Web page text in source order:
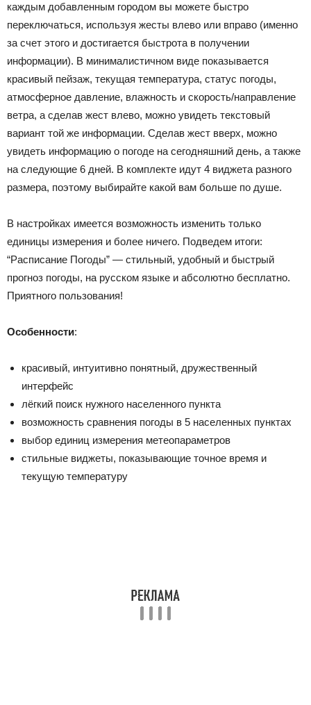
каждым добавленным городом вы можете быстро
переключаться, используя жесты влево или вправо (именно
за счет этого и достигается быстрота в получении
информации). В минималистичном виде показывается
красивый пейзаж, текущая температура, статус погоды,
атмосферное давление, влажность и скорость/направление
ветра, а сделав жест влево, можно увидеть текстовый
вариант той же информации. Сделав жест вверх, можно
увидеть информацию о погоде на сегодняшний день, а также
на следующие 6 дней. В комплекте идут 4 виджета разного
размера, поэтому выбирайте какой вам больше по душе.
В настройках имеется возможность изменить только
единицы измерения и более ничего. Подведем итоги:
“Расписание Погоды” — стильный, удобный и быстрый
прогноз погоды, на русском языке и абсолютно бесплатно.
Приятного пользования!
Особенности:
красивый, интуитивно понятный, дружественный
интерфейс
лёгкий поиск нужного населенного пункта
возможность сравнения погоды в 5 населенных пунктах
выбор единиц измерения метеопараметров
стильные виджеты, показывающие точное время и
текущую температуру